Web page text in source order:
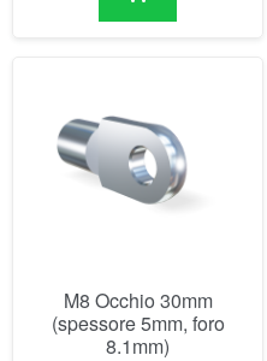
M8 Occhio 30mm
(spessore 5mm, foro
8.1mm)